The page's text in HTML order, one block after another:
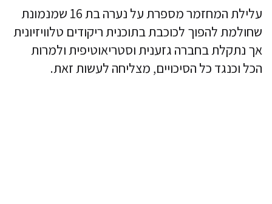
עלילת המחזמר מספרת על נערה בת 16 שמנמונת
שחולמת להפוך לכוכבת בתוכנית ריקודים טלוויזיונית
אך נתקלת בחברה גזענית וסטריאוטיפית ולמרות
הכל וכנגד כל הסיכויים, מצליחה לעשות זאת.